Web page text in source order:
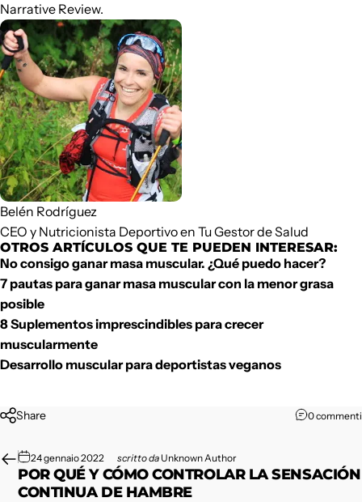
Narrative Review.
Belén Rodríguez
CEO y Nutricionista Deportivo en Tu Gestor de Salud
OTROS ARTÍCULOS QUE TE PUEDEN INTERESAR:
No consigo ganar masa muscular. ¿Qué puedo hacer?
7 pautas para ganar masa muscular con la menor grasa
posible
8 Suplementos imprescindibles para crecer
muscularmente
Desarrollo muscular para deportistas veganos
Share 0 commenti
24 gennaio 2022 scritto da Unknown Author
POR QUÉ Y CÓMO CONTROLAR LA SENSACIÓN
CONTINUA DE HAMBRE